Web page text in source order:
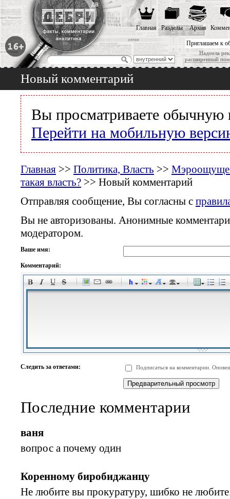
Приглашаем к
Надоела
расширенный
Главная Разделы Архив
Новый комментарий
Вы просматриваете обычную
Перейти на мобильную
Главная >> Политика, Власть >>
такая власть? >> Новый комментарий
Отправляя сообщение, Вы согласны с
Вы не авторизованы. Анонимные
модератором.
Ваше имя:
Комментарий:
-
-
-
-
-
-
-
-
-
-
-
-
-
Следить за ответами: Подписаться на комментарии.
Последние комментарии
ваня
вопрос а почему один
Коренному биробиджанцу
Не любите вы прокуратуру, шибко не